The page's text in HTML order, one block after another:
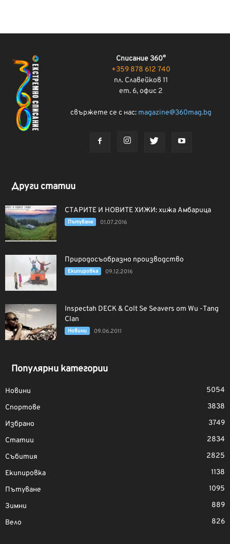
Списание 360°
+359 878 612 740
пл. Славейков 11
ет. 6, офис 2
свържете се с нас: magazine@360mag.bg
Други статии
СТАРИТЕ И НОВИТЕ ХИЖИ: хижа Амбарица
Пътуване 01.07.2016
Природосъобразно производство
Екипировка 09.12.2016
Inspectah DECK & Colt Se Seavers от Wu -Tang
Clan
Новини 09.06.2011
Популярни категории
Новини
5054
Спортове
3838
Избрано
3749
Статии
2834
Събития
2825
Екипировка
1138
Пътуване
1095
Зимни
889
Вело
826